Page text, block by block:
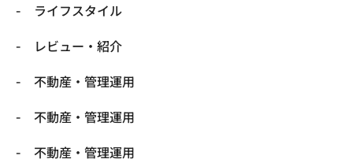
ライフスタイル
レビュー・紹介
不動産・管理運用
不動産・管理運用
不動産・管理運用